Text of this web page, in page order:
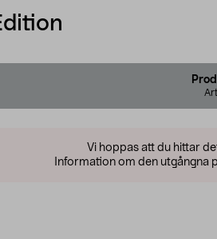
Vi hoppas att du hittar
Information om den utgångna